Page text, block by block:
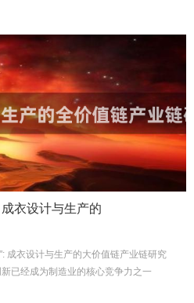
衣设计与生产的
成衣设计与生产的大价值链产业链研究
已经成为制造业的核心竞争力之一